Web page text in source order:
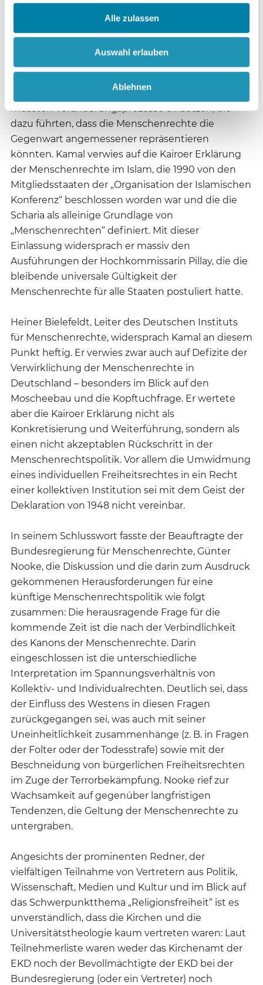
Alle zulassen
Auswahl erlauben
Ablehnen
Jahren einen Entwicklungsprozess vollzogen
hätten – wie denn auch die Vereinten Nationen
von 50 Mitgliedsländern auf über 200
angewachsen seien, die nicht einfach
Mitgliedschaft beschlossen worden sei. Hier
müssten Veränderungsprozesse einsetzen, die
dazu führten, dass die Menschenrechte die
Gegenwart angemessener repräsentieren
könnten. Kamal verwies auf die Kairoer Erklärung
der Menschenrechte im Islam, die 1990 von den
Mitgliedsstaaten der „Organisation der Islamischen
Konferenz“ beschlossen worden war und die die
Scharia als alleinige Grundlage von
„Menschenrechten“ definiert. Mit dieser
Einlassung widersprach er massiv den
Ausführungen der Hochkommissarin Pillay, die die
bleibende universale Gültigkeit der
Menschenrechte für alle Staaten postuliert hatte.
Heiner Bielefeldt, Leiter des Deutschen Instituts
für Menschenrechte, widersprach Kamal an diesem
Punkt heftig. Er verwies zwar auch auf Defizite der
Verwirklichung der Menschenrechte in
Deutschland – besonders im Blick auf den
Moscheebau und die Kopftuchfrage. Er wertete
aber die Kairoer Erklärung nicht als
Konkretisierung und Weiterführung, sondern als
einen nicht akzeptablen Rückschritt in der
Menschenrechtspolitik. Vor allem die Umwidmung
eines individuellen Freiheitsrechtes in ein Recht
einer kollektiven Institution sei mit dem Geist der
Deklaration von 1948 nicht vereinbar.
In seinem Schlusswort fasste der Beauftragte der
Bundesregierung für Menschenrechte, Günter
Nooke, die Diskussion und die darin zum Ausdruck
gekommenen Herausforderungen für eine
künftige Menschenrechtspolitik wie folgt
zusammen: Die herausragende Frage für die
kommende Zeit ist die nach der Verbindlichkeit
des Kanons der Menschenrechte. Darin
eingeschlossen ist die unterschiedliche
Interpretation im Spannungsverhältnis von
Kollektiv- und Individualrechten. Deutlich sei, dass
der Einfluss des Westens in diesen Fragen
zurückgegangen sei, was auch mit seiner
Uneinheitlichkeit zusammenhänge (z. B. in Fragen
der Folter oder der Todesstrafe) sowie mit der
Beschneidung von bürgerlichen Freiheitsrechten
im Zuge der Terrorbekämpfung. Nooke rief zur
Wachsamkeit auf gegenüber langfristigen
Tendenzen, die Geltung der Menschenrechte zu
untergraben.
Angesichts der prominenten Redner, der
vielfältigen Teilnahme von Vertretern aus Politik,
Wissenschaft, Medien und Kultur und im Blick auf
das Schwerpunktthema „Religionsfreiheit“ ist es
unverständlich, dass die Kirchen und die
Universitätstheologie kaum vertreten waren: Laut
Teilnehmerliste waren weder das Kirchenamt der
EKD noch der Bevollmächtigte der EKD bei der
Bundesregierung (oder ein Vertreter) noch